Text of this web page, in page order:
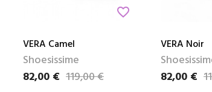
favorite_border
VERA Camel
Shoesissime
Prix
82,00 €
Prix de base119,00 €
VERA Noir
Prix
82,00 €
Prix de